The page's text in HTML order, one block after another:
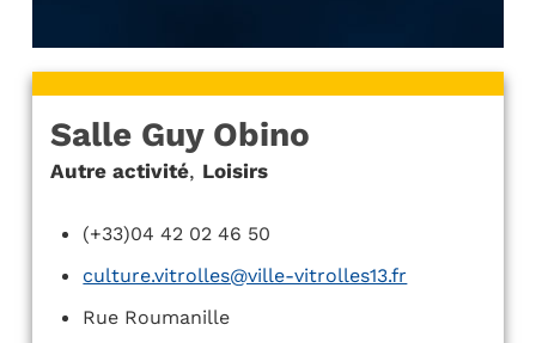
Salle Guy Obino
Autre activité, Loisirs
(+33)04 42 02 46 50
culture.vitrolles@ville-vitrolles13.fr
Rue Roumanille